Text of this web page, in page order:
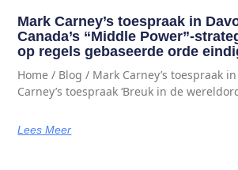
Mark Carney’s toespraak in
Canada’s “Middle Power”-
op regels gebaseerde orde
Home / Blog / Mark Carney’s toespraak
Carney’s toespraak ‘Breuk in de
Lees Meer